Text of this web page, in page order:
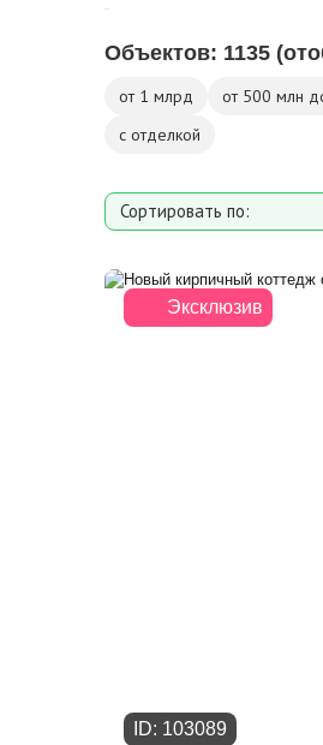
Объектов: 1135
от 1 млрд от 500 млн
с отделкой
Сортировать по:
Площади участка
Расстоянию от МКАД
Эксклюзив
ID: 103089